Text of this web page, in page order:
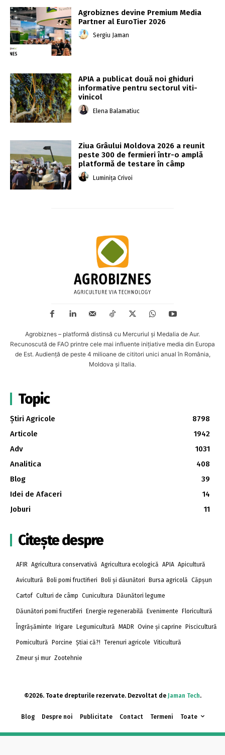
Agrobiznes devine Premium Media
Partner al EuroTier 2026
Sergiu Jaman
APIA a publicat două noi ghiduri
informative pentru sectorul viti-
vinicol
Elena Balamatiuc
Ziua Grâului Moldova 2026 a reunit
peste 300 de fermieri într-o amplă
platformă de testare în câmp
Luminița Crivoi
Agrobiznes – platformă distinsă cu Mercuriul și Medalia de Aur.
Recunoscută de FAO printre cele mai influente inițiative media din Europa
de Est. Audiență de peste 4 milioane de cititori unici anual în România,
Moldova și Italia.
Topic
Știri Agricole
8798
Articole
1942
Adv
1031
Analitica
408
Blog
39
Idei de Afaceri
14
Joburi
11
Citește despre
AFIR Agricultura conservativă Agricultura ecologică APIA Apicultură
Avicultură Boli pomi fructifieri Boli și dăunători Bursa agricolă Căpșun
Cartof Culturi de câmp Cunicultura Dăunători legume
Dăunători pomi fructiferi Energie regenerabilă Evenimente Floricultură
Îngrășăminte Irigare Legumicultură MADR Ovine și caprine Piscicultură
Pomicultură Porcine Știai că?! Terenuri agricole Viticultură
Zmeur și mur Zootehnie
©2026. Toate drepturile rezervate. Dezvoltat de Jaman Tech.
Blog Despre noi Publicitate Contact Termeni Toate